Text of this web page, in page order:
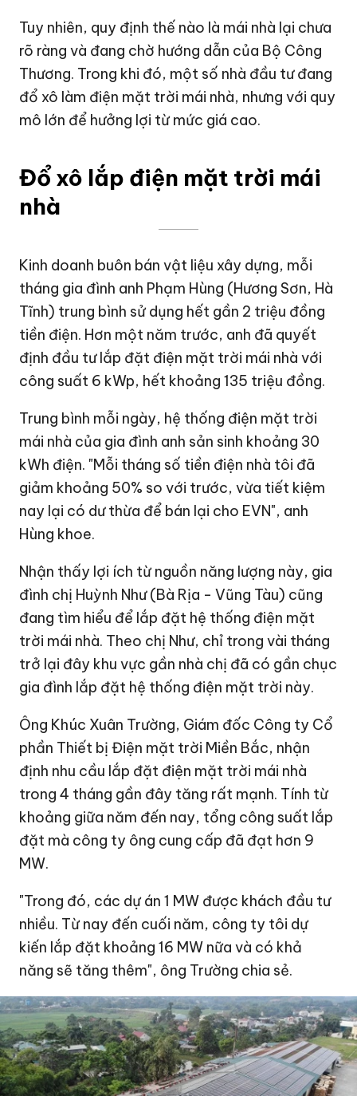
Tuy nhiên, quy định thế nào là mái nhà lại chưa
rõ ràng và đang chờ hướng dẫn của Bộ Công
Thương. Trong khi đó, một số nhà đầu tư đang
đổ xô làm điện mặt trời mái nhà, nhưng với quy
mô lớn để hưởng lợi từ mức giá cao.
Đổ xô lắp điện mặt trời mái
nhà
Kinh doanh buôn bán vật liệu xây dựng, mỗi
tháng gia đình anh Phạm Hùng (Hương Sơn, Hà
Tĩnh) trung bình sử dụng hết gần 2 triệu đồng
tiền điện. Hơn một năm trước, anh đã quyết
định đầu tư lắp đặt điện mặt trời mái nhà với
công suất 6 kWp, hết khoảng 135 triệu đồng.
Trung bình mỗi ngày, hệ thống điện mặt trời
mái nhà của gia đình anh sản sinh khoảng 30
kWh điện. "Mỗi tháng số tiền điện nhà tôi đã
giảm khoảng 50% so với trước, vừa tiết kiệm
nay lại có dư thừa để bán lại cho EVN", anh
Hùng khoe.
Nhận thấy lợi ích từ nguồn năng lượng này, gia
đình chị Huỳnh Như (Bà Rịa - Vũng Tàu) cũng
đang tìm hiểu để lắp đặt hệ thống điện mặt
trời mái nhà. Theo chị Như, chỉ trong vài tháng
trở lại đây khu vực gần nhà chị đã có gần chục
gia đình lắp đặt hệ thống điện mặt trời này.
Ông Khúc Xuân Trường, Giám đốc Công ty Cổ
phần Thiết bị Điện mặt trời Miền Bắc, nhận
định nhu cầu lắp đặt điện mặt trời mái nhà
trong 4 tháng gần đây tăng rất mạnh. Tính từ
khoảng giữa năm đến nay, tổng công suất lắp
đặt mà công ty ông cung cấp đã đạt hơn 9
MW.
"Trong đó, các dự án 1 MW được khách đầu tư
nhiều. Từ nay đến cuối năm, công ty tôi dự
kiến lắp đặt khoảng 16 MW nữa và có khả
năng sẽ tăng thêm", ông Trường chia sẻ.